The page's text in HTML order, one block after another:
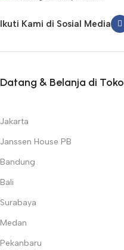
Ikuti Kami di Sosial Media
Datang & Belanja di Toko
Jakarta
Janssen House PB
Bandung
Bali
Surabaya
Medan
Pekanbaru